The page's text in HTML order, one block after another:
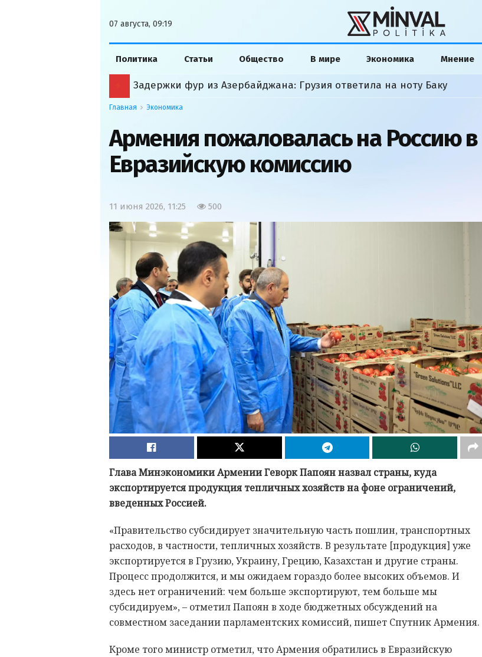
07 августа, 09:19
Политика Статьи Общество В мире Экономика Мнение
Задержки фур из Азербайджана: Грузия ответила на ноту Баку
Главная Экономика
Армения пожаловалась на Россию в
Евразийскую комиссию
11 июня 2026, 11:25 500
Глава Минэкономики Армении Геворк Папоян назвал страны, куда
экспортируется продукция тепличных хозяйств на фоне ограничений,
введенных Россией.
«Правительство субсидирует значительную часть пошлин, транспортных
расходов, в частности, тепличных хозяйств. В результате [продукция] уже
экспортируется в Грузию, Украину, Грецию, Казахстан и другие страны.
Процесс продолжится, и мы ожидаем гораздо более высоких объемов. И
здесь нет ограничений: чем больше экспортируют, тем больше мы
субсидируем», – отметил Папоян в ходе бюджетных обсуждений на
совместном заседании парламентских комиссий, пишет Спутник Армения.
Кроме того министр отметил, что Армения обратились в Евразийскую